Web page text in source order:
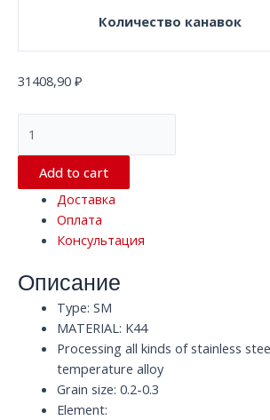
Количество канавок
31408,90 ₽
твердосплавная
концевая
фреза
канавками
SM
quantity
Add to cart
Доставка
Оплата
Консультация
Описание
Type: SM
MATERIAL: K44
Processing all kinds of stainless
temperature alloy
Grain size: 0.2-0.3
Element: